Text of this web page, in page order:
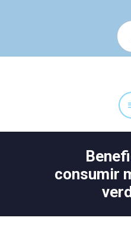
consumir
Cuadro